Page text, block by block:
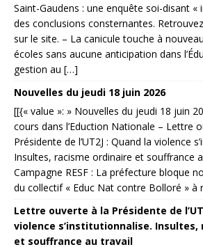
Saint-Gaudens : une enquête soi-disant «
des conclusions consternantes.
sur le site. – La canicule touche à
écoles sans aucune anticipation dans
gestion au […]
Nouvelles du jeudi 18 juin 2026
[[{« value »: » Nouvelles du jeudi 18 juin
cours dans l’Eduction Nationale – Lettre
Présidente de l’UT2J : Quand la violence
Insultes, racisme ordinaire et souffrance
Campagne RESF : La préfecture bloque
du collectif « Educ Nat contre Bolloré »
Lettre ouverte à la Présidente de
violence s’institutionnalise. Insultes,
et souffrance au travail